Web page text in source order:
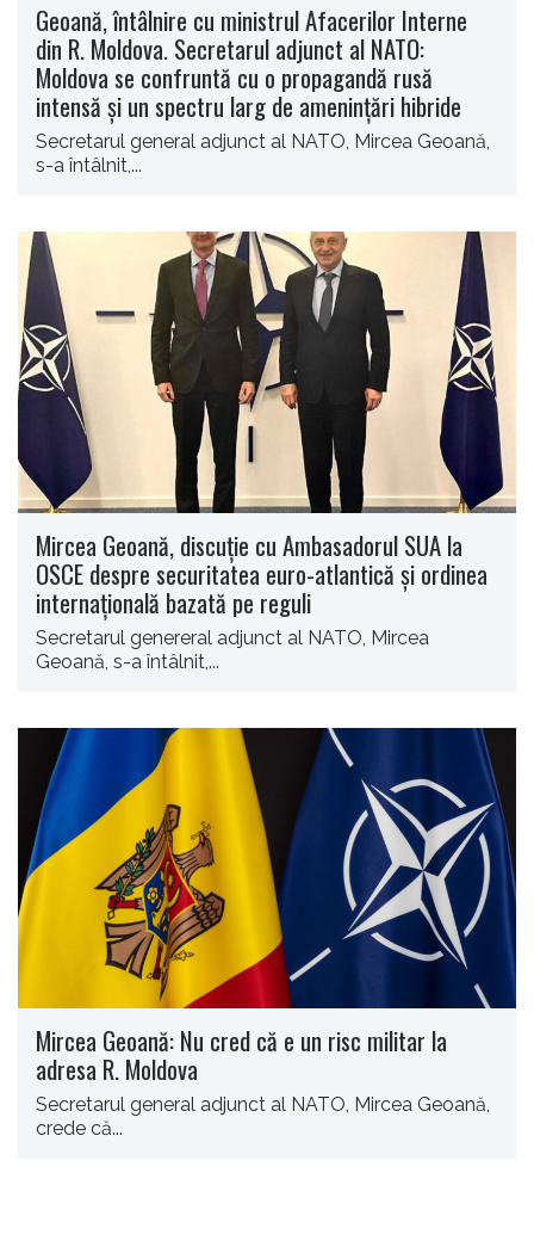
Geoană, întâlnire cu ministrul Afacerilor Interne
din R. Moldova. Secretarul adjunct al NATO:
Moldova se confruntă cu o propagandă rusă
intensă şi un spectru larg de ameninţări hibride
Secretarul general adjunct al NATO, Mircea Geoană,
s-a întâlnit,...
Mircea Geoană, discuţie cu Ambasadorul SUA la
OSCE despre securitatea euro-atlantică şi ordinea
internaţională bazată pe reguli
Secretarul genereral adjunct al NATO, Mircea
Geoană, s-a întâlnit,...
Mircea Geoană: Nu cred că e un risc militar la
adresa R. Moldova
Secretarul general adjunct al NATO, Mircea Geoană,
crede că...